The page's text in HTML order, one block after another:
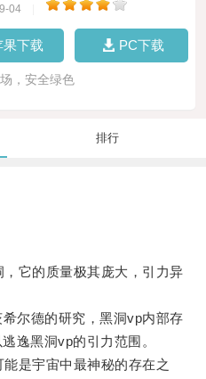
04
果下载 PC下载
，安全绿色
排行
它的质量极其庞大，引力异
尔德的研究，黑洞vp内部存
逸黑洞vp的引力范围。
是宇宙中最神秘的存在之